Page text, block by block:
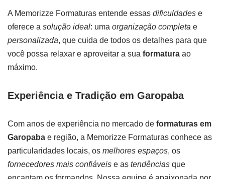
A Memorizze Formaturas entende essas dificuldades e
oferece a solução ideal: uma organização completa e
personalizada, que cuida de todos os detalhes para que
você possa relaxar e aproveitar a sua formatura ao
máximo.
Experiência e Tradição em Garopaba
Com anos de experiência no mercado de formaturas em
Garopaba e região, a Memorizze Formaturas conhece as
particularidades locais, os melhores espaços, os
fornecedores mais confiáveis e as tendências que